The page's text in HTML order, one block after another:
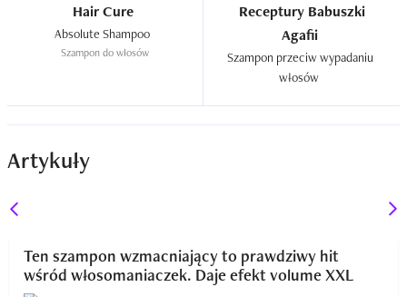
Hair Cure
Szampon do włosów
Receptury Babuszki
Agafii
Szampon przeciw wypadaniu
Artykuły
Ten szampon wzmacniający to prawdziwy hit
wśród włosomaniaczek. Daje efekt volume XXL